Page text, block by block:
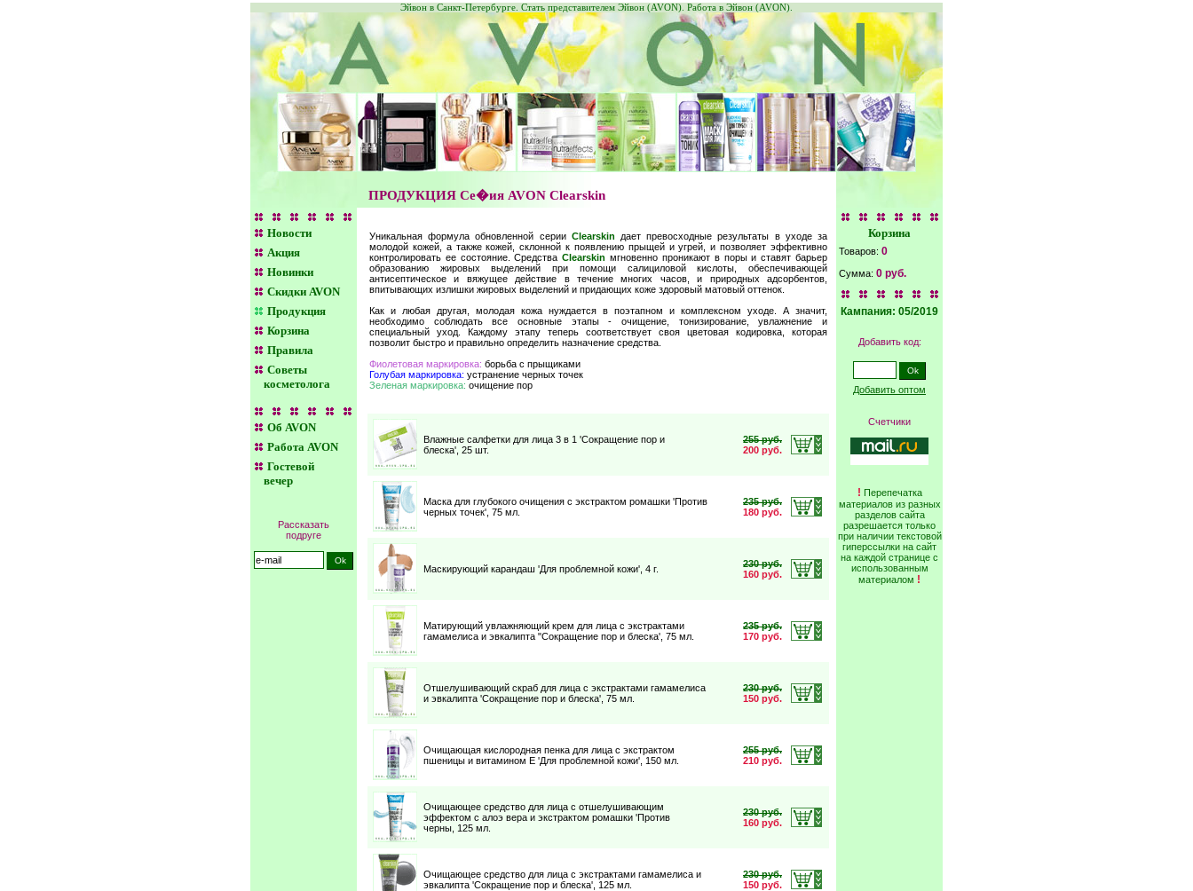
Эйвон в Санкт-Петербурге. Стать представителем Эйвон (AVON). Работа в Эйвон (AVON).
Новости
Акция
Новинки
Скидки AVON
Продукция
Корзина
Правила
Советы
косметолога
Об AVON
Работа AVON
Гостевой
вечер
Рассказать
подруге
ПРОДУКЦИЯ Се�ия AVON Clearskin
Корзина
Товаров: 0
Сумма: 0 руб.
Кампания: 05/2019
Добавить код:
Добавить оптом
Счетчики
! Перепечатка
материалов из разных
разделов сайта
разрешается только
при наличии текстовой
гиперссылки на сайт
на каждой странице с
использованным
материалом !
Уникальная формула обновленной серии Clearskin дает превосходные результаты в уходе за
молодой кожей, а также кожей, склонной к появлению прыщей и угрей, и позволяет эффективно
контролировать ее состояние. СредстваClearskin мгновенно проникают в поры и ставят барьер
образованию жировых выделений при помощи салициловой кислоты, обеспечивающей
антисептическое и вяжущее действие в течение многих часов, и природных адсорбентов,
впитывающих излишки жировых выделений и придающих коже здоровый матовый оттенок.
Как и любая другая, молодая кожа нуждается в поэтапном и комплексном уходе. А значит,
необходимо соблюдать все основные этапы - очищение, тонизирование, увлажнение и
специальный уход. Каждому этапу теперь соответствует своя цветовая кодировка, которая
позволит быстро и правильно определить назначение средства.
Фиолетовая маркировка: борьба с прыщиками
Голубая маркировка: устранение черных точек
Зеленая маркировка: очищение пор
Влажные салфетки для лица 3 в 1 'Сокращение пор и
блеска' , 25 шт.
255 руб.
200 руб.
Маска для глубокого очищения с экстрактом ромашки 'Против
черных точек' , 75 мл.
235 руб.
180 руб.
Маскирующий карандаш 'Для проблемной кожи' , 4 г.
230 руб.
160 руб.
Матирующий увлажняющий крем для лица с экстрактами
гамамелиса и эвкалипта "Сокращение пор и блеска' , 75 мл.
235 руб.
170 руб.
Отшелушивающий скраб для лица с экстрактами гамамелиса
и эвкалипта 'Сокращение пор и блеска' , 75 мл.
230 руб.
150 руб.
Очищающая кислородная пенка для лица с экстрактом
пшеницы и витамином Е 'Для проблемной кожи' , 150 мл.
255 руб.
210 руб.
Очищающее средство для лица с отшелушивающим
эффектом с алоэ вера и экстрактом ромашки 'Против
черны , 125 мл.
230 руб.
160 руб.
Очищающее средство для лица с экстрактами гамамелиса и
эвкалипта 'Сокращение пор и блеска' , 125 мл.
230 руб.
150 руб.